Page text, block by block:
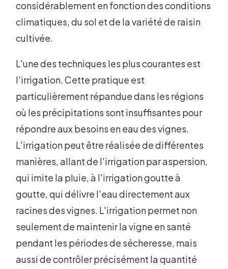
considérablement en fonction des conditions
climatiques, du sol et de la variété de raisin
cultivée.
L'une des techniques les plus courantes est
l'irrigation. Cette pratique est
particulièrement répandue dans les régions
où les précipitations sont insuffisantes pour
répondre aux besoins en eau des vignes.
L'irrigation peut être réalisée de différentes
manières, allant de l'irrigation par aspersion,
qui imite la pluie, à l'irrigation goutte à
goutte, qui délivre l'eau directement aux
racines des vignes. L'irrigation permet non
seulement de maintenir la vigne en santé
pendant les périodes de sécheresse, mais
aussi de contrôler précisément la quantité